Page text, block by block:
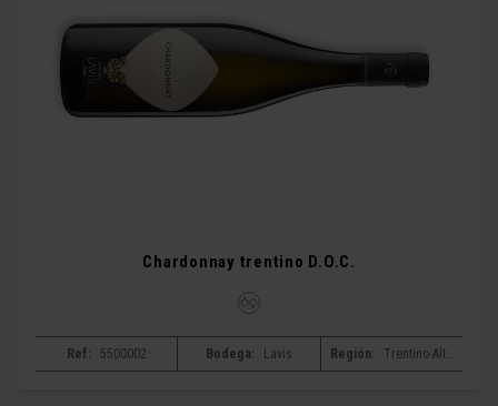
Chardonnay trentino D.O.C.
Ref: 5500002 Bodega: Lavis Región: Trentino-Alto Adige